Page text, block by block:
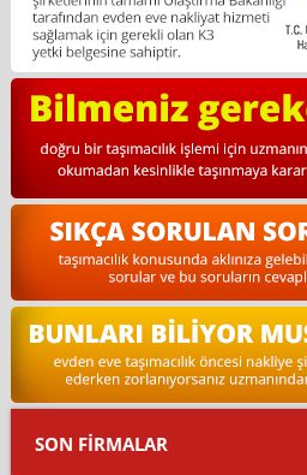
SON FİRMALAR